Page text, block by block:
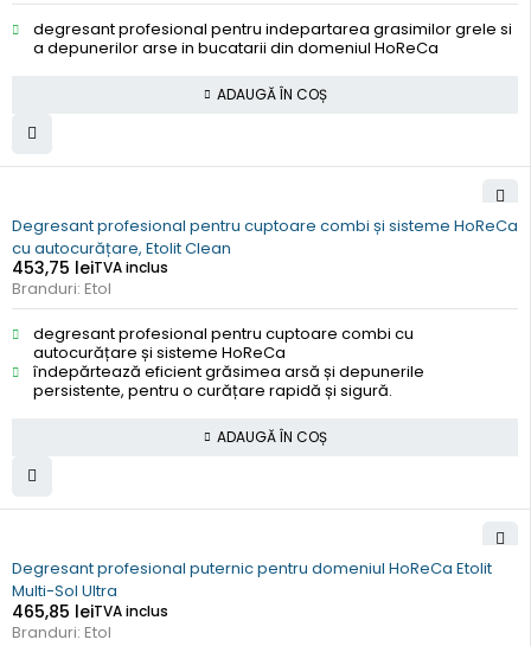
degresant profesional pentru indepartarea grasimilor grele si
a depunerilor arse in bucatarii din domeniul HoReCa
ADAUGĂ ÎN COȘ
Degresant profesional pentru cuptoare combi și sisteme HoReCa
cu autocurățare, Etolit Clean
453,75 leiTVA inclus
Branduri: Etol
degresant profesional pentru cuptoare combi cu
autocurățare și sisteme HoReCa
îndepărtează eficient grăsimea arsă și depunerile
persistente, pentru o curățare rapidă și sigură.
ADAUGĂ ÎN COȘ
Degresant profesional puternic pentru domeniul HoReCa Etolit
Multi-Sol Ultra
465,85 leiTVA inclus
Branduri: Etol